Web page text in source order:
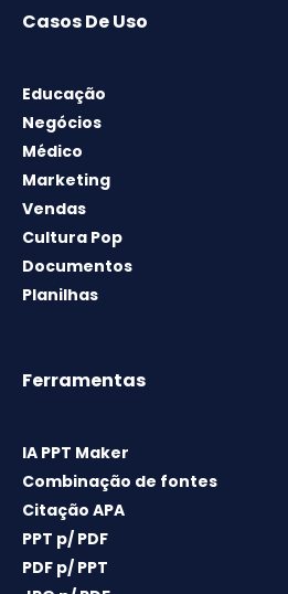
Casos De Uso
Educação
Negócios
Médico
Marketing
Vendas
Cultura Pop
Documentos
Planilhas
Ferramentas
IA PPT Maker
Combinação de fontes
Citação APA
PPT p/ PDF
PDF p/ PPT